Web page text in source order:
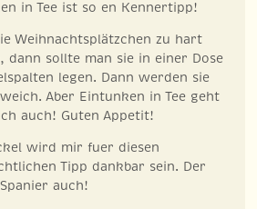
in Tee ist so en Kennertipp!
Weihnachtsplätzchen zu hart
dann sollte man sie in einer Dose
legen. Dann werden sie
Aber Eintunken in Tee geht
auch! Guten Appetit!
wird mir fuer diesen
Tipp dankbar sein. Der
auch!